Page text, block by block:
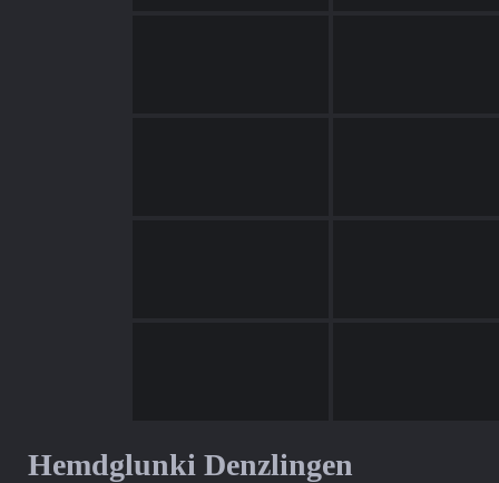
Hemdglunki Denzlingen